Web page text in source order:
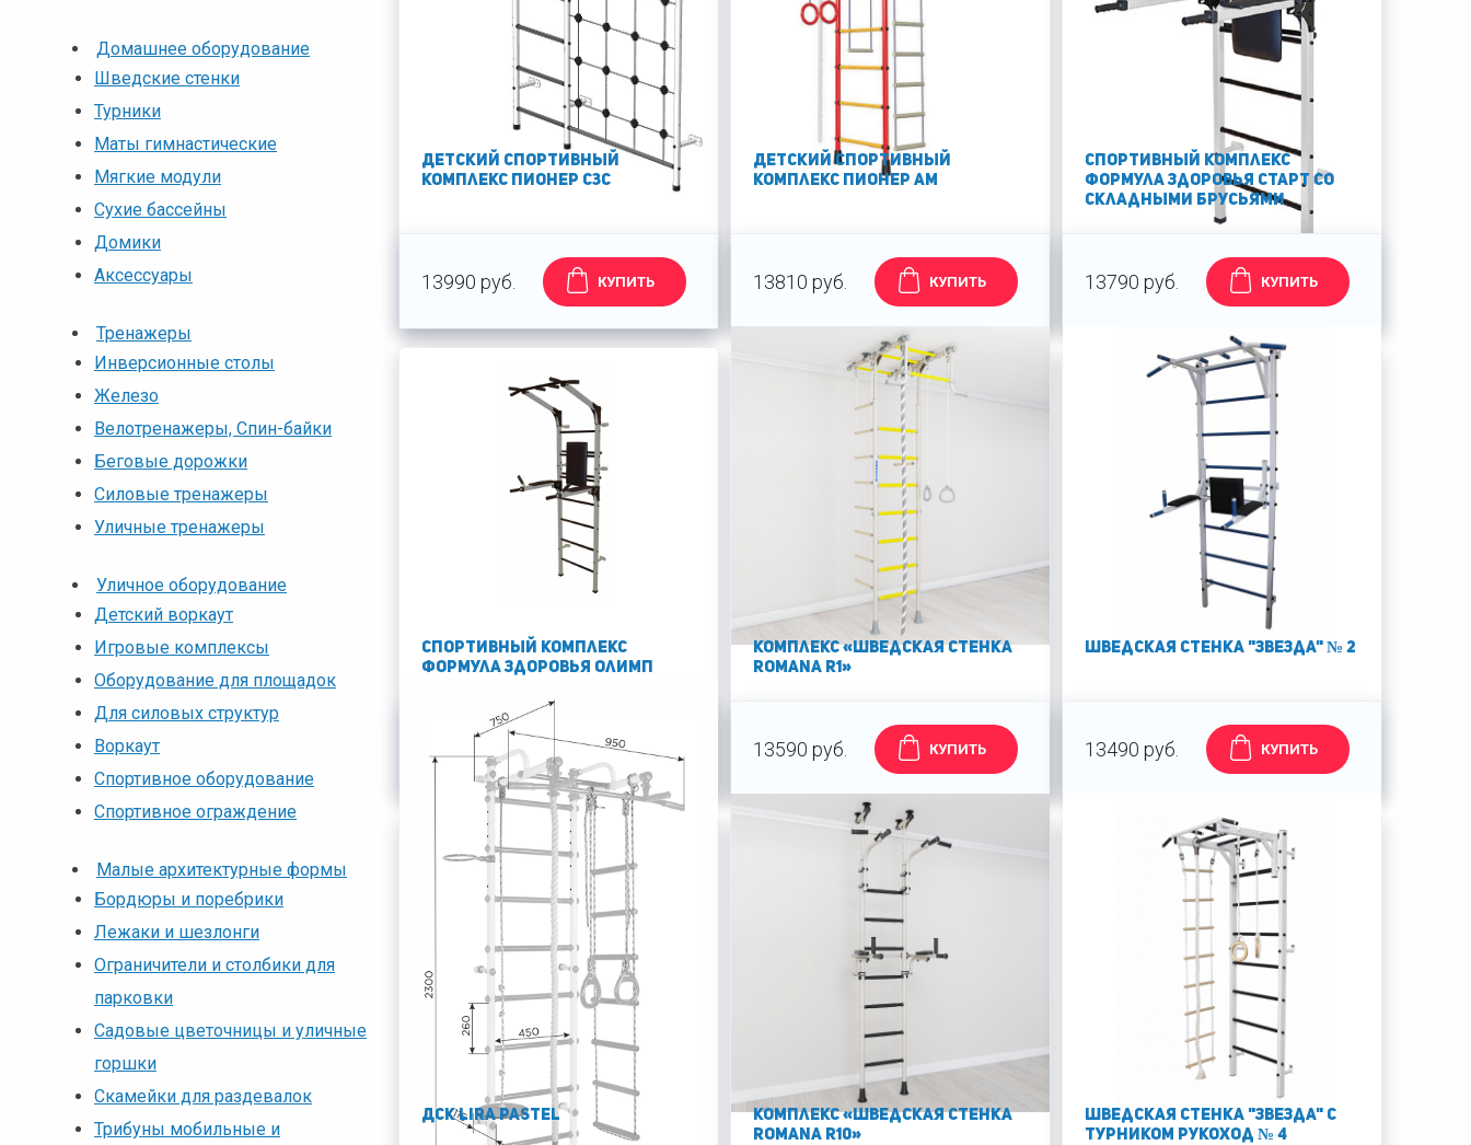
Домашнее оборудование
Шведские стенки
Турники
Маты гимнастические
Мягкие модули
Сухие бассейны
Домики
Аксессуары
Тренажеры
Инверсионные столы
Железо
Велотренажеры, Спин-байки
Беговые дорожки
Силовые тренажеры
Уличные тренажеры
Уличное оборудование
Детский воркаут
Игровые комплексы
Оборудование для площадок
Для силовых структур
Воркаут
Спортивное оборудование
Спортивное ограждение
Малые архитектурные формы
Бордюры и поребрики
Лежаки и шезлонги
Ограничители и столбики для
парковки
Садовые цветочницы и уличные
горшки
Скамейки для раздевалок
Трибуны мобильные и
Детский спортивный
комплекс Пионер С3С
13990 руб. КУПИТЬ
Детский спортивный
комплекс Пионер АМ
13810 руб. КУПИТЬ
Спортивный комплекс
Формула здоровья Старт со
складными брусьями
13790 руб. КУПИТЬ
Спортивный комплекс
Формула здоровья Олимп
13690 руб. КУПИТЬ
Комплекс «Шведская стенка
ROMANA R1»
13590 руб. КУПИТЬ
Шведская стенка "Звезда" № 2
13490 руб. КУПИТЬ
ДСК LIRA PASTEL
Комплекс «Шведская стенка
ROMANA R10»
Шведская стенка "Звезда" с
турником Рукоход № 4